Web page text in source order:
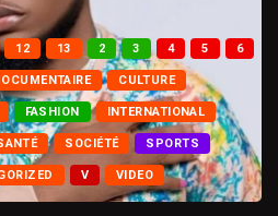
12 13 2 3 4 5 6
CULTURE
FASHION INTERNATIONAL
SOCIÉTÉ SPORTS
V VIDEO